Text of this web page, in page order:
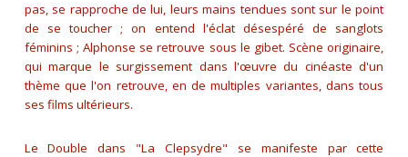
pas, se rapproche de lui, leurs mains tendues sont sur le point
de se toucher ; on entend l'éclat désespéré de sanglots
féminins ; Alphonse se retrouve sous le gibet. Scène originaire,
qui marque le surgissement dans l'œuvre du cinéaste d'un
thème que l'on retrouve, en de multiples variantes, dans tous
ses films ultérieurs.
Le Double dans "La Clepsydre" se manifeste par cette